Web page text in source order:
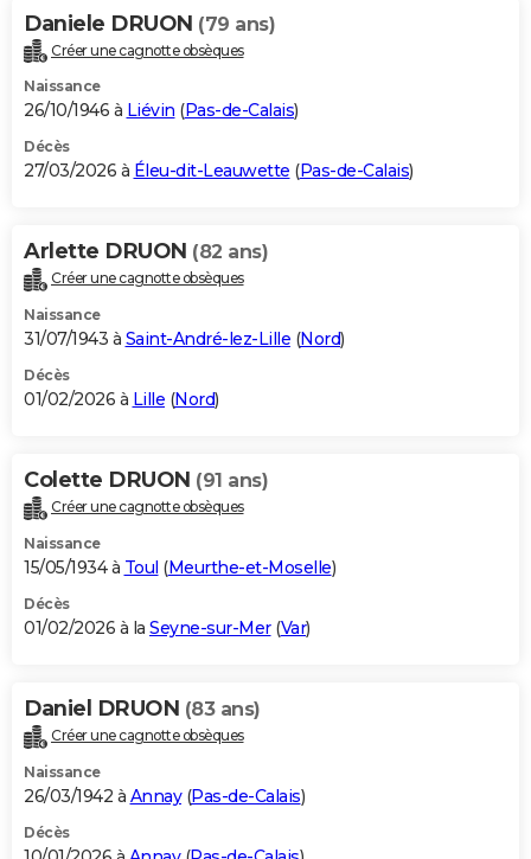
Daniele DRUON (79 ans)
Créer une cagnotte obsèques
Naissance
26/10/1946 à Liévin (Pas-de-Calais)
Décès
27/03/2026 à Éleu-dit-Leauwette (Pas-de-Calais)
Arlette DRUON (82 ans)
Créer une cagnotte obsèques
Naissance
31/07/1943 à Saint-André-lez-Lille (Nord)
Décès
01/02/2026 à Lille (Nord)
Colette DRUON (91 ans)
Créer une cagnotte obsèques
Naissance
15/05/1934 à Toul (Meurthe-et-Moselle)
Décès
01/02/2026 à la Seyne-sur-Mer(Var)
Daniel DRUON (83 ans)
Créer une cagnotte obsèques
Naissance
26/03/1942 à Annay(Pas-de-Calais)
Décès